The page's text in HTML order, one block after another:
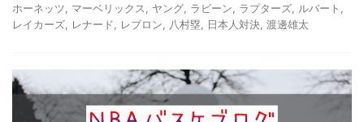
ホーネッツ
マーベリックス ヤング ラビーン ラプターズ ルバート
レイカーズ
レナード レブロン 八村塁 日本人対決 渡邊雄太